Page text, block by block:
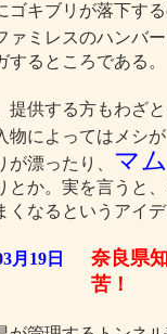
ゴキブリが落下す
ァミレスのハンバ
するところである。
供する方もわざ
物によってはメシ
が漂ったり、 マ
とか。実を言うと
くなるというアイ
月19日
奈良県
苦！